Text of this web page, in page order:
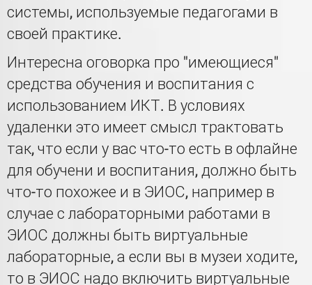
системы, используемые педагогами в
своей практике.
Интересна оговорка про "имеющиеся"
средства обучения и воспитания с
использованием ИКТ. В условиях
удаленки это имеет смысл трактовать
так, что если у вас что-то есть в офлайне
для обучени и воспитания, должно быть
что-то похожее и в ЭИОС, например в
случае с лабораторными работами в
ЭИОС должны быть виртуальные
лабораторные, а если вы в музеи ходите,
то в ЭИОС надо включить виртуальные